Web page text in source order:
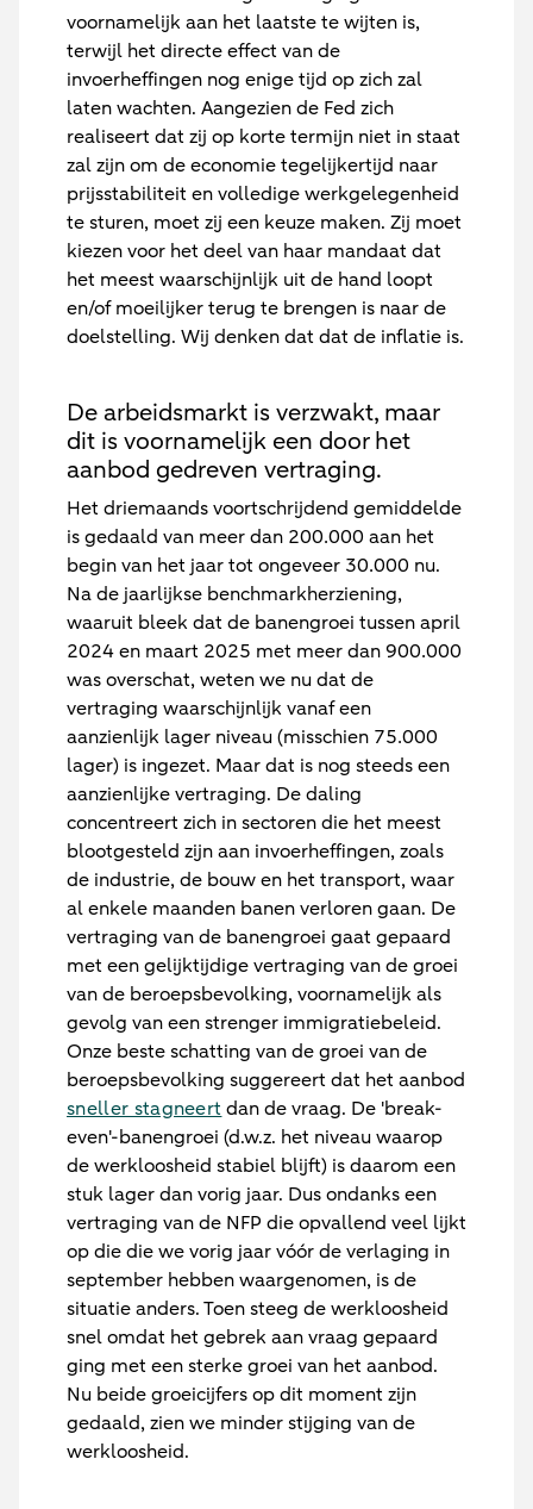
voornamelijk aan het laatste te wijten is,
terwijl het directe effect van de
invoerheffingen nog enige tijd op zich zal
laten wachten. Aangezien de Fed zich
realiseert dat zij op korte termijn niet in staat
zal zijn om de economie tegelijkertijd naar
prijsstabiliteit en volledige werkgelegenheid
te sturen, moet zij een keuze maken. Zij moet
kiezen voor het deel van haar mandaat dat
het meest waarschijnlijk uit de hand loopt
en/of moeilijker terug te brengen is naar de
doelstelling. Wij denken dat dat de inflatie is.
De arbeidsmarkt is verzwakt, maar
dit is voornamelijk een door het
aanbod gedreven vertraging.
Het driemaands voortschrijdend gemiddelde
is gedaald van meer dan 200.000 aan het
begin van het jaar tot ongeveer 30.000 nu.
Na de jaarlijkse benchmarkherziening,
waaruit bleek dat de banengroei tussen april
2024 en maart 2025 met meer dan 900.000
was overschat, weten we nu dat de
vertraging waarschijnlijk vanaf een
aanzienlijk lager niveau (misschien 75.000
lager) is ingezet. Maar dat is nog steeds een
aanzienlijke vertraging. De daling
concentreert zich in sectoren die het meest
blootgesteld zijn aan invoerheffingen, zoals
de industrie, de bouw en het transport, waar
al enkele maanden banen verloren gaan. De
vertraging van de banengroei gaat gepaard
met een gelijktijdige vertraging van de groei
van de beroepsbevolking, voornamelijk als
gevolg van een strenger immigratiebeleid.
Onze beste schatting van de groei van de
beroepsbevolking suggereert dat het aanbod
sneller stagneert dan de vraag. De 'break-
even'-banengroei (d.w.z. het niveau waarop
de werkloosheid stabiel blijft) is daarom een
stuk lager dan vorig jaar. Dus ondanks een
vertraging van de NFP die opvallend veel lijkt
op die die we vorig jaar vóór de verlaging in
september hebben waargenomen, is de
situatie anders. Toen steeg de werkloosheid
snel omdat het gebrek aan vraag gepaard
ging met een sterke groei van het aanbod.
Nu beide groeicijfers op dit moment zijn
gedaald, zien we minder stijging van de
werkloosheid.